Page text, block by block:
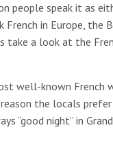
people speak it as
in Europe, the
take a look at the
well-known French
the locals
“good night” in